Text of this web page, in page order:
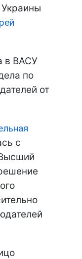
Украины
в ВАСУ
по
от
с